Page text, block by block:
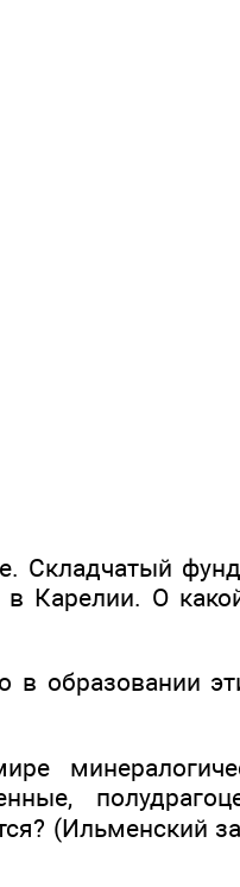
Складчатый
Карелии. О
образовании
(Ильменский